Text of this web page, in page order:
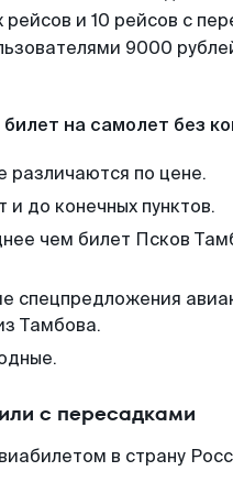
и 10 рейсов с
9000
на самолет без
различаются по цене.
до конечных пунктов.
чем билет Псков
спецпредложения
Тамбова.
с пересадками
в страну